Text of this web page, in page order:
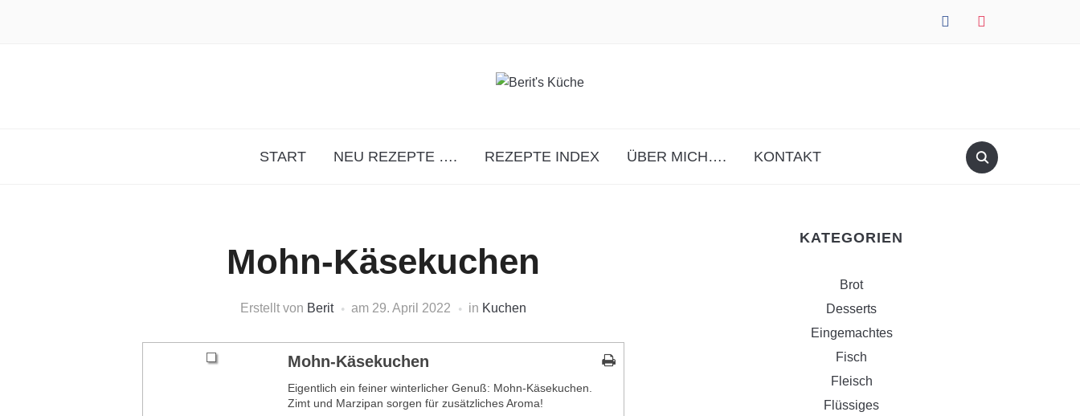
facebook instagram
START NEU REZEPTE …. REZEPTE INDEX ÜBER MICH…. KONTAKT
Mohn-Käsekuchen
Erstellt von Berit am 29. April 2022 in Kuchen
Mohn-Käsekuchen
Eigentlich ein feiner winterlicher Genuß: Mohn-Käsekuchen.
Zimt und Marzipan sorgen für zusätzliches Aroma!
KATEGORIEN
Brot
Desserts
Eingemachtes
Fisch
Fleisch
Flüssiges